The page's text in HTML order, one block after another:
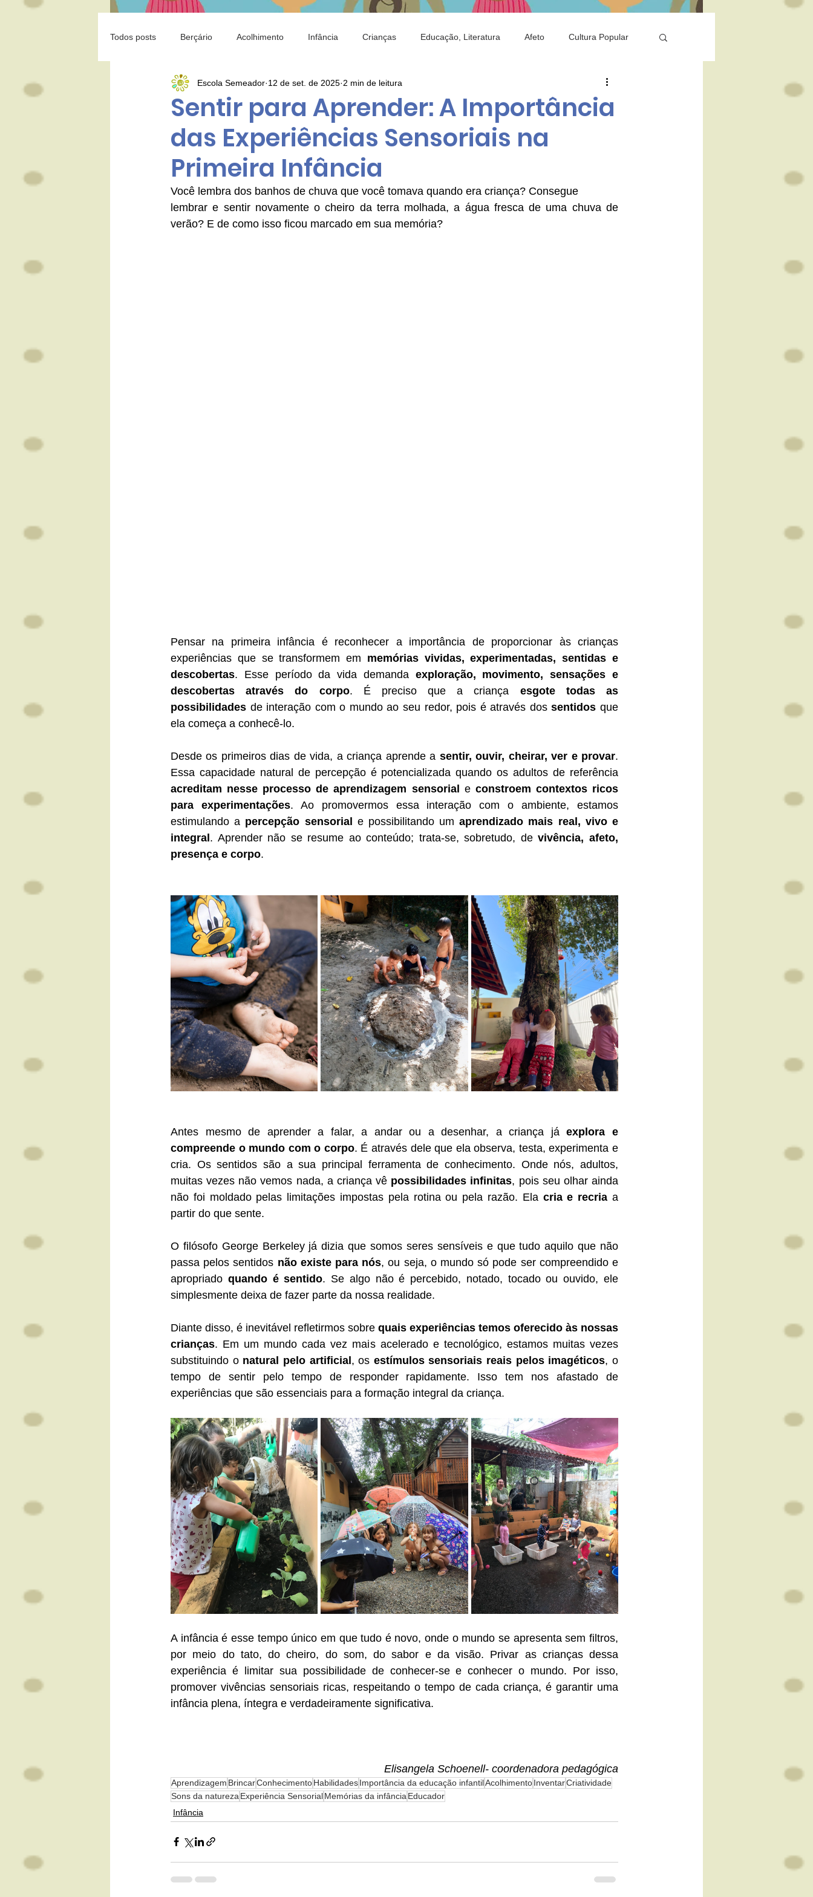
Todos posts Berçário Acolhimento Infância Crianças Educação, Literatura Afeto Cultura Popular
Educação Leitura Família Saci Brincar Criança e Natureza
Isolamento Covid-19 Projeto Identidade Mostra de Arte Criança e Tecnologia
Sentir para Aprender: A Importância
das Experiências Sensoriais na
Primeira Infância
Escola Semeador 12 de set. de 2025 2 min de leitura
Você lembra dos banhos de chuva que você tomava quando era criança? Consegue
lembrar e sentir novamente o cheiro da terra molhada, a água fresca de uma chuva de
verão? E de como isso ficou marcado em sua memória?
Pensar na primeira infância é reconhecer a importância de proporcionar às crianças
experiências que se transformem em memórias vividas, experimentadas, sentidas e
descobertas. Esse período da vida demanda exploração, movimento, sensações e
descobertas através do corpo. É preciso que a criança esgote todas as
possibilidades de interação com o mundo ao seu redor, pois é através dos sentidos que
ela começa a conhecê-lo.
Desde os primeiros dias de vida, a criança aprende a sentir, ouvir, cheirar, ver e provar.
acreditam nesse processo de aprendizagem sensorial e constroem contextos ricos
para experimentações. Ao promovermos essa interação com o ambiente, estamos
estimulando a percepção sensorial e possibilitando um aprendizado mais real, vivo e
integral. Aprender não se resume ao conteúdo; trata-se, sobretudo, de vivência, afeto,
presença e corpo.
Antes mesmo de aprender a falar, a andar ou a desenhar, a criança já explora e
compreende o mundo com o corpo. É através dele que ela observa, testa, experimenta e
cria. Os sentidos são a sua principal ferramenta de conhecimento. Onde nós, adultos,
muitas vezes não vemos nada, a criança vê possibilidades infinitas, pois seu olhar ainda
não foi moldado pelas limitações impostas pela rotina ou pela razão. Ela cria e recria a
partir do que sente.
O filósofo George Berkeley já dizia que somos seres sensíveis e que tudo aquilo que não
passa pelos sentidos não existe para nós, ou seja, o mundo só pode ser compreendido e
apropriado quando é sentido. Se algo não é percebido, notado, tocado ou ouvido, ele
simplesmente deixa de fazer parte da nossa realidade.
Diante disso, é inevitável refletirmos sobre quais experiências temos oferecido às nossas
crianças. Em um mundo cada vez mais acelerado e tecnológico, estamos muitas vezes
substituindo o natural pelo artificial, os estímulos sensoriais reais pelos imagéticos, o
tempo de sentir pelo tempo de responder rapidamente. Isso tem nos afastado de
experiências que são essenciais para a formação integral da criança.
A infância é esse tempo único em que tudo é novo, onde o mundo se apresenta sem filtros,
por meio do tato, do cheiro, do som, do sabor e da visão. Privar as crianças dessa
experiência é limitar sua possibilidade de conhecer-se e conhecer o mundo. Por isso,
promover vivências sensoriais ricas, respeitando o tempo de cada criança, é garantir uma
infância plena, íntegra e verdadeiramente significativa.
Elisangela Schoenell- coordenadora pedagógica
Aprendizagem BrincarConhecimentoHabilidadesImportância da educação infantilAcolhimentoInventarCriatividade
Sons da natureza Experiência SensorialMemórias da infância Educador
Infância